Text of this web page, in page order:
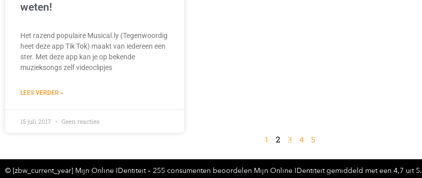
weten!
Het razend populaire Musical.ly (Tegenwoordig
heet deze app Tik Tok) maakt van iedereen een
ster. Met deze app kan je op bekende
muzieksongs zelf videoclipjes
LEES VERDER »
15 juli 2017 Geen reacties
1 2 3 4 5
© [zbw_current_year] Mijn Online IDentiteit – 255 consumenten beoordelen Mijn Online IDentiteit gemiddeld met een 4,7 uit 5.